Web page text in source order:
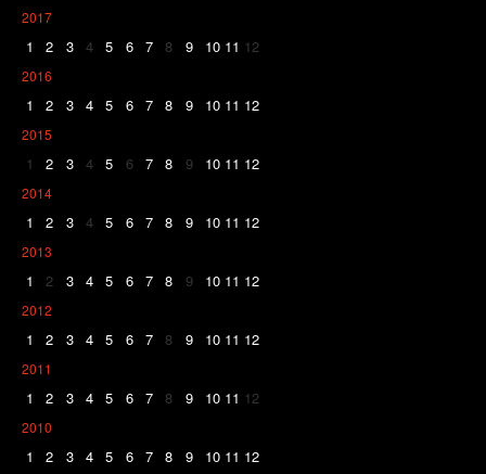
2017
1 2 3 4 5 6 7 8 9 10 11 12
2016
1 2 3 4 5 6 7 8 9 10 11 12
2015
1 2 3 4 5 6 7 8 9 10 11 12
2014
1 2 3 4 5 6 7 8 9 10 11 12
2013
1 2 3 4 5 6 7 8 9 10 11 12
2012
1 2 3 4 5 6 7 8 9 10 11 12
2011
1 2 3 4 5 6 7 8 9 10 11 12
2010
1 2 3 4 5 6 7 8 9 10 11 12